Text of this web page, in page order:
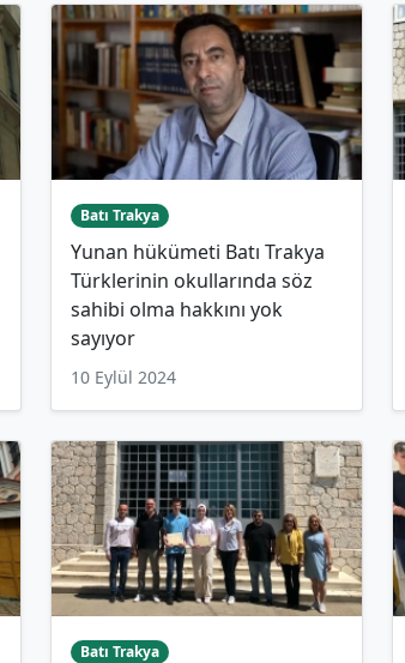
Batı Trakya
Yunan hükümeti Batı Trakya
Türklerinin okullarında söz
sahibi olma hakkını yok
sayıyor
10 Eylül 2024
Batı Trakya